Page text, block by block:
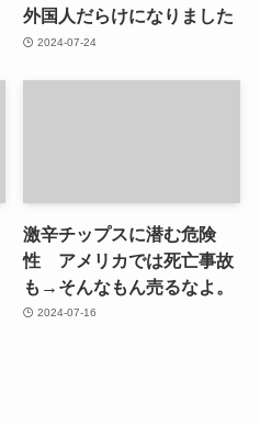
外国人だらけになりました
2024-07-24
激辛チップスに潜む危険
性 アメリカでは死亡事故
も→そんなもん売るなよ。
2024-07-16